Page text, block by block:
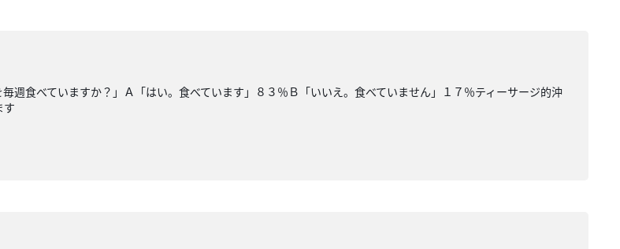
週食べていますか？」Ａ「はい。食べています」８３％Ｂ「いいえ。食べていません」１７％ティーサージ的沖
す